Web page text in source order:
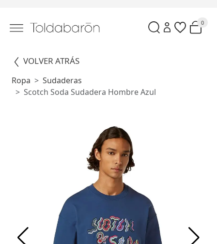
0
VOLVER ATRÁS
Ropa
Sudaderas
Scotch Soda Sudadera Hombre Azul